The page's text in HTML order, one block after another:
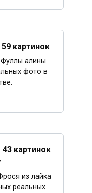
картинок
алины.
фото в
картинок
из лайка
реальных